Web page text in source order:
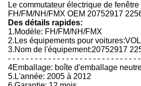
Le commutateur électrique de
FH/FM/NH/FMX OEM 20752917
Des détails rapides:
1.Modèle: FH/FM/NH/FMX
2. Les équipements pour voitures:VOL
3.Nom de l'équipement:20752917
- - - - - - - - - - - - - - - - - - - - - - - - - - - - -
4Emballage: boîte d'emballage
5. L'année: 2005 à 2012